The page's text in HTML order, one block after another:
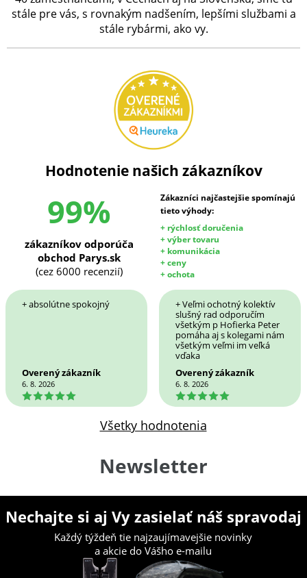
stále pre vás, s rovnakým nadšením, lepšími službami a
stále rybármi, ako vy.
Hodnotenie našich zákazníkov
99%
Zákazníci najčastejšie spomínajú
tieto výhody:
+ rýchlosť doručenia
+ výber tovaru
+ komunikácia
+ ceny
+ ochota
zákazníkov odporúča
obchod Parys.sk
(cez 6000 recenzií)
+ absolútne spokojný
Overený zákazník
6. 8. 2026
5
+ Veľmi ochotný kolektív
slušný rad odporučím
všetkým p Hofierka Peter
pomáha aj s kolegami nám
všetkým veľmi im veľká
vďaka
Overený zákazník
6. 8. 2026
5
Všetky hodnotenia
Newsletter
Nechajte si aj Vy zasielať náš spravodaj
Každý týždeň tie najzaujímavejšie novinky
a akcie do Vášho e-mailu